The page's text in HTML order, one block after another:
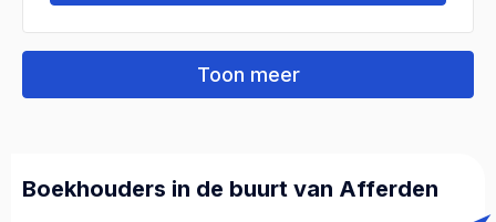
Toon meer
Boekhouders in de buurt van Afferden